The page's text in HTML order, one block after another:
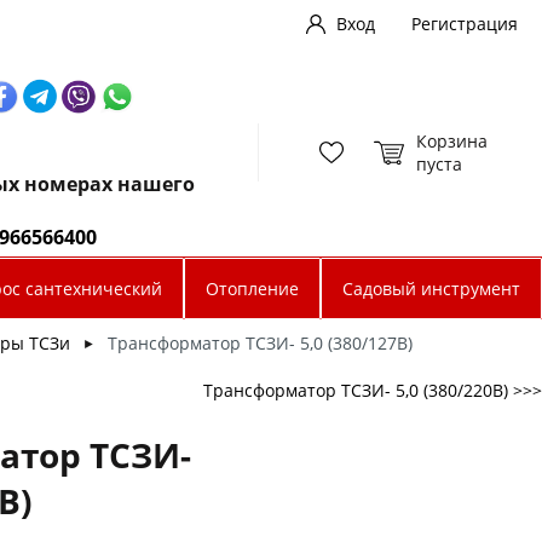
Вход
Регистрация
номерах нашего
Корзина
пуста
сантехнический Отопление Садовый инструмент
ТСЗи ► Трансформатор ТСЗИ- 5,0 (380/127В)
Трансформатор ТСЗИ- 5,0 (380/220В) >>>
ТСЗИ-